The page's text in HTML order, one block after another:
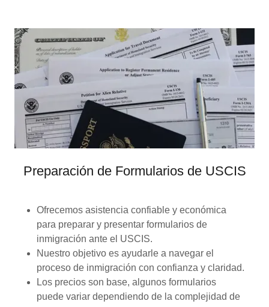
Preparación de Formularios de USCIS
Ofrecemos asistencia confiable y económica
para preparar y presentar formularios de
inmigración ante el USCIS.
Nuestro objetivo es ayudarle a navegar el
proceso de inmigración con confianza y claridad.
Los precios son base, algunos formularios
puede variar dependiendo de la complejidad de